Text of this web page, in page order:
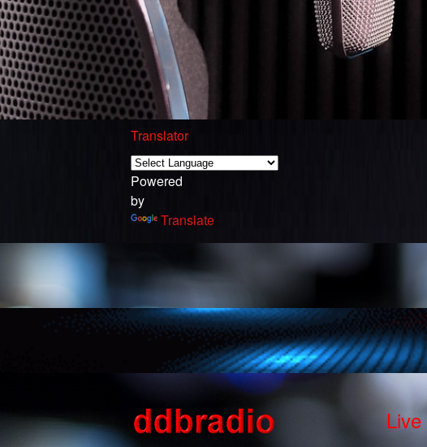
Translator
Powered
by
Translate
Live